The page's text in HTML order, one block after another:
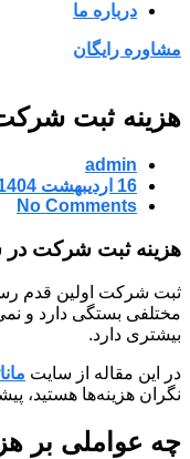
درباره ما
مشاوره رایگان
هزینه ثبت شرکت ۱۴۰۴ | جزئیات کامل تعرفه و
admin
16 اردیبهشت 1404
No Comments
هزینه ثبت شرکت در سال ۱۴۰۴ | راهنمای کامل و به‌روز برای
ثبت شرکت اولین قدم
بیشتری دارد.
در این مقاله از سایت
نگران هزینه‌ها هستید،
چه عواملی بر